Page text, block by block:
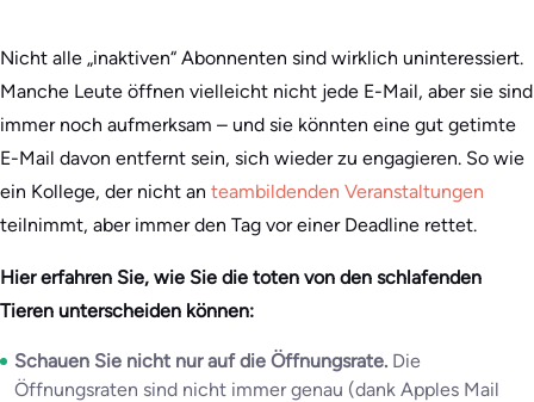
Nicht alle „inaktiven“ Abonnenten sind wirklich uninteressiert.
Manche Leute öffnen vielleicht nicht jede E-Mail, aber sie sind
immer noch aufmerksam – und sie könnten eine gut getimte
E-Mail davon entfernt sein, sich wieder zu engagieren. So wie
ein Kollege, der nicht an teambildenden Veranstaltungen
teilnimmt, aber immer den Tag vor einer Deadline rettet.
Hier erfahren Sie, wie Sie die toten von den schlafenden
Tieren unterscheiden können:
Schauen Sie nicht nur auf die Öffnungsrate. Die
Öffnungsraten sind nicht immer genau (dank Apples Mail